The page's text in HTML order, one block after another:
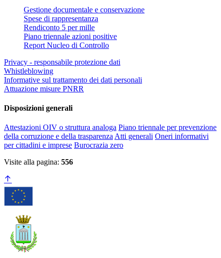
Gestione documentale e conservazione
Spese di rappresentanza
Rendiconto 5 per mille
Piano triennale azioni positive
Report Nucleo di Controllo
Privacy - responsabile protezione dati
Whistleblowing
Informative sul trattamento dei dati personali
Attuazione misure PNRR
Disposizioni generali
Attestazioni OIV o struttura analoga Piano triennale per prevenzione
della corruzione e della trasparenza Atti generali Oneri informativi
per cittadini e imprese Burocrazia zero
Visite alla pagina: 556